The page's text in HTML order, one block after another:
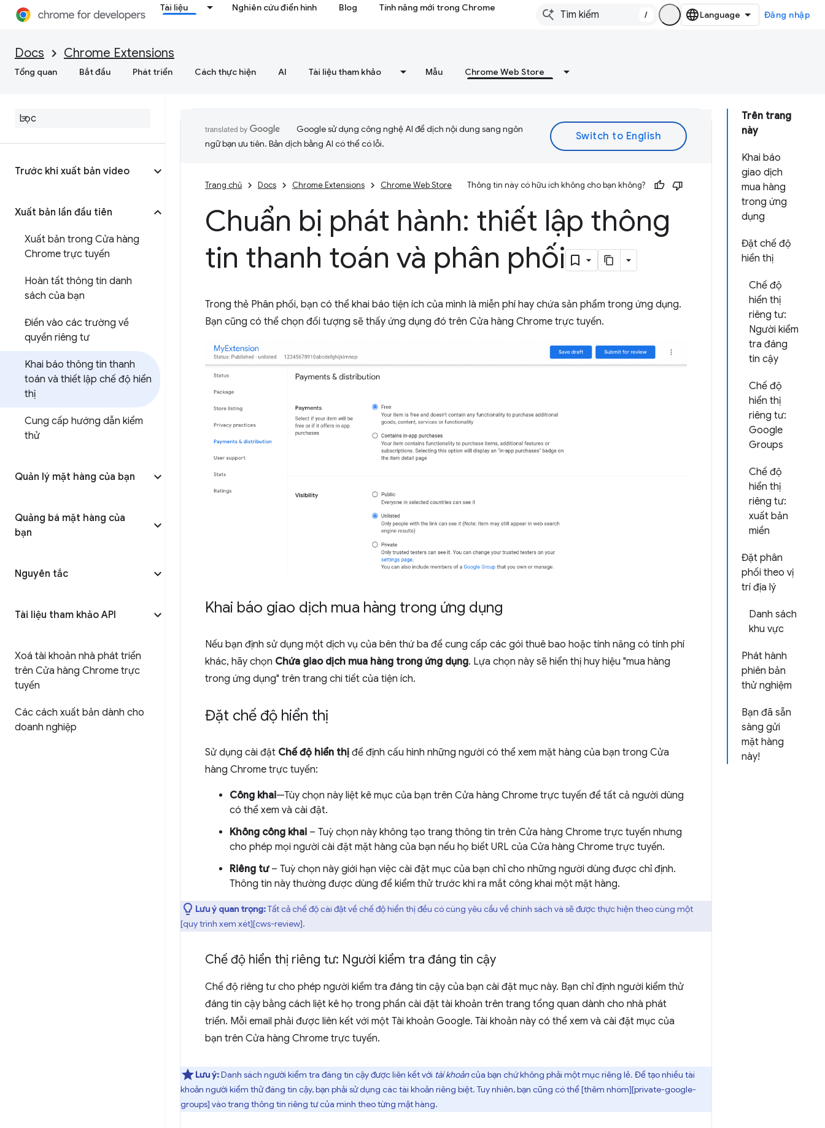
Tài liệu Nghiên cứu điển hình Blog Tính năng mới trong Chrome
/ Đăng nhập
Docs Chrome Extensions
Tổng quan Bắt đầu Phát triển Cách thực hiện AI Tài liệu tham khảo Mẫu Chrome Web Store
Trước khi xuất bản video
Xuất bản lần đầu tiên
Xuất bản trong Cửa hàng
Chrome trực tuyến
Hoàn tất thông tin danh
sách của bạn
Điền vào các trường về
quyền riêng tư
Khai báo thông tin thanh
toán và thiết lập chế độ hiển
thị
Cung cấp hướng dẫn kiểm
thử
Quản lý mặt hàng của bạn
Quảng bá mặt hàng của
bạn
Nguyên tắc
Tài liệu tham khảo API
Xoá tài khoản nhà phát triển
trên Cửa hàng Chrome trực
tuyến
Các cách xuất bản dành cho
doanh nghiệp
Trên trang
này
Khai báo
giao dịch
mua hàng
trong ứng
dụng
Đặt chế độ
hiển thị
Chế độ
hiển thị
riêng tư:
Người kiểm
tra đáng
tin cậy
Chế độ
hiển thị
riêng tư:
Google
Groups
Chế độ
hiển thị
riêng tư:
xuất bản
miền
Đặt phân
phối theo vị
trí địa lý
Danh sách
khu vực
Phát hành
phiên bản
thử nghiệm
Bạn đã sẵn
sàng gửi
mặt hàng
này!
Google sử dụng công nghệ AI để dịch nội dung sang ngôn
ngữ bạn ưu tiên. Bản dịch bằng AI có thể có lỗi.
Trang chủ Docs Chrome Extensions Chrome Web Store Thông tin này có hữu ích không cho bạn không?
Chuẩn bị phát hành: thiết lập thông
tin thanh toán và phân phối
Trong thẻ Phân phối, bạn có thể khai báo tiện ích của mình là miễn phí hay chứa sản phẩm trong ứng dụng.
Bạn cũng có thể chọn đối tượng sẽ thấy ứng dụng đó trên Cửa hàng Chrome trực tuyến.
Khai báo giao dịch mua hàng trong ứng dụng
Nếu bạn định sử dụng một dịch vụ của bên thứ ba để cung cấp các gói thuê bao hoặc tính năng có tính phí
khác, hãy chọn Chứa giao dịch mua hàng trong ứng dụng. Lựa chọn này sẽ hiển thị huy hiệu "mua hàng
trong ứng dụng" trên trang chi tiết của tiện ích.
Đặt chế độ hiển thị
Sử dụng cài đặt Chế độ hiển thị để định cấu hình những người có thể xem mặt hàng của bạn trong Cửa
hàng Chrome trực tuyến:
Công khai—Tùy chọn này liệt kê mục của bạn trên Cửa hàng Chrome trực tuyến để tất cả người dùng
có thể xem và cài đặt.
Không công khai – Tuỳ chọn này không tạo trang thông tin trên Cửa hàng Chrome trực tuyến nhưng
cho phép mọi người cài đặt mặt hàng của bạn nếu họ biết URL của Cửa hàng Chrome trực tuyến.
Riêng tư– Tuỳ chọn này giới hạn việc cài đặt mục của bạn chỉ cho những người dùng được chỉ định.
Thông tin này thường được dùng để kiểm thử trước khi ra mắt công khai một mặt hàng.
Lưu ý quan trọng:Tất cả chế độ cài đặt về chế độ hiển thị đều có cùng yêu cầu về chính sách và sẽ được thực hiện theo cùng một
[quy trình xem xét][cws-review].
Chế độ hiển thị riêng tư: Người kiểm tra đáng tin cậy
Chế độ riêng tư cho phép người kiểm tra đáng tin cậy của bạn cài đặt mục này. Bạn chỉ định người kiểm thử
đáng tin cậy bằng cách liệt kê họ trong phần cài đặt tài khoản trên trang tổng quan dành cho nhà phát
triển. Mỗi email phải được liên kết với một Tài khoản Google. Tài khoản này có thể xem và cài đặt mục của
bạn trên Cửa hàng Chrome trực tuyến.
Lưu ý:Danh sách người kiểm tra đáng tin cậy được liên kết với tài khoảncủa bạn chứ không phải một mục riêng lẻ. Để tạo nhiều tài
khoản người kiểm thử đáng tin cậy, bạn phải sử dụng các tài khoản riêng biệt. Tuy nhiên, bạn cũng có thể [thêm nhóm][private-google-
groups] vào trang thông tin riêng tư của mình theo từng mặt hàng.